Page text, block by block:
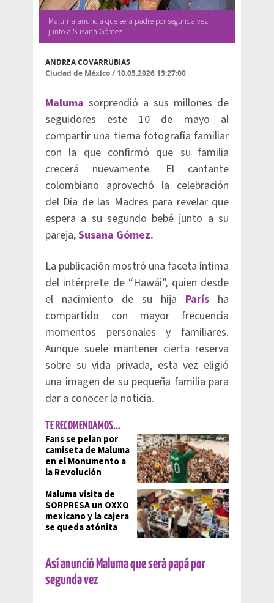
Maluma anuncia que será padre por segunda vez
junto a Susana Gómez
ANDREA COVARRUBIAS
Ciudad de México/ 10.05.2026 13:27:00
Maluma sorprendió a sus millones de
seguidores este 10 de mayo al
compartir una tierna fotografía familiar
con la que confirmó que su familia
crecerá nuevamente. El cantante
colombiano aprovechó la celebración
del Día de las Madres para revelar que
espera a su segundo bebé junto a su
pareja,Susana Gómez.
La publicación mostró una faceta íntima
del intérprete de “Hawái”, quien desde
el nacimiento de su hija París ha
compartido con mayor frecuencia
momentos personales y familiares.
Aunque suele mantener cierta reserva
sobre su vida privada, esta vez eligió
una imagen de su pequeña familia para
dar a conocer la noticia.
TE RECOMENDAMOS...
Fans se pelan por
camiseta de Maluma
en el Monumento a
la Revolución
Maluma visita de
SORPRESA un OXXO
mexicano y la cajera
se queda atónita
​Así anunció Maluma que será papá por
segunda vez